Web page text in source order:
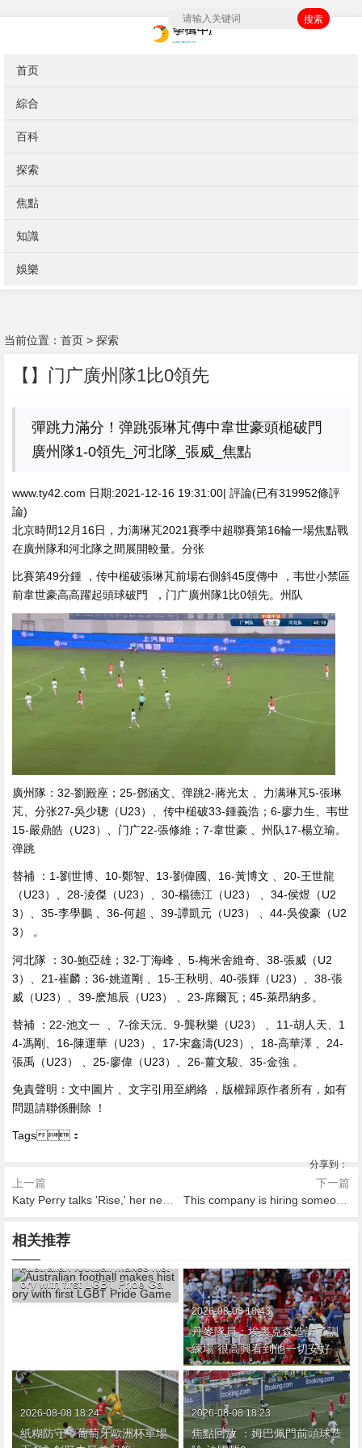
首页
綜合
百科
探索
焦點
知識
娛樂
搜索
当前位置： 首页 > 探索
【】门广廣州隊1比0領先
彈跳力滿分 ！弹跳張琳芃傳中韋世豪頭槌破門
廣州隊1-0領先_河北隊_張威_焦點
www.ty42.com 日期:2021-12-16 19:31:00| 評論(已有319952條評
論)
北京時間12月16日 ，力满琳芃2021賽季中超聯賽第16輪一場焦點戰
在廣州隊和河北隊之間展開較量。分张
比賽第49分鍾  ，传中槌破張琳芃前場右側斜45度傳中 ，韦世小禁區
前韋世豪高高躍起頭球破門  ，门广廣州隊1比0領先。州队
廣州隊 ：32-劉殿座；25-鄧涵文、弹跳2-蔣光太 、力满琳芃5-張琳
芃、分张27-吳少聰（U23）、传中槌破33-鍾義浩；6-廖力生、韦世
15-嚴鼎皓（U23）、门广22-張修維；7-韋世豪 、州队17-楊立瑜 。
弹跳
替補 ：1-劉世博、10-鄭智、13-劉偉國、16-黃博文  、20-王世龍
（U23）、28-淩傑（U23）、30-楊德江（U23） 、34-侯煜（U2
3）、35-李學鵬 、36-何超 、39-譚凱元（U23） 、44-吳俊豪（U2
3）  。
河北隊 ：30-鮑亞雄；32-丁海峰 、5-梅米舍維奇、38-張威（U2
3）、21-崔麟；36-姚道剛 、15-王秋明、40-張輝（U23）、38-張
威（U23）、39-麽旭辰（U23） 、23-席爾瓦；45-萊昂納多 。
替補 ：22-池文一  、7-徐天沅、9-龔秋樂（U23） 、11-胡人天 、1
4-馮剛 、16-陳運華（U23）、17-宋鑫濤(U23）、18-高華澤 、24-
張禹（U23）  、25-廖偉（U23）、26-薑文駿、35-金強 。
免責聲明 ：文中圖片 、文字引用至網絡 ，版權歸原作者所有 ，如有
問題請聯係刪除  ！
Tags：
分享到：
上一篇
Katy Perry talks 'Rise,' her next batch of songs, and how to survive Twitter
下一篇
This company is hiring someone just to drink all day
相关推荐
2026-08-08 19:13
Australian football makes hist
ory with first LGBT Pride Ga
me
2026-08-08 18:43
丹麥隊員：埃裏克森造訪了訓
練場 很高興看到他一切安好
2026-08-08 18:24
紙糊防守！葡萄牙歐洲杯單場
2026-08-08 18:23
焦點回放 ：姆巴佩門前頭球造